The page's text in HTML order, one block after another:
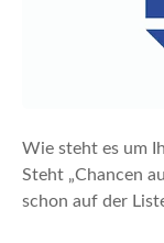
Wie steht es um
Steht „Chancen
schon auf der